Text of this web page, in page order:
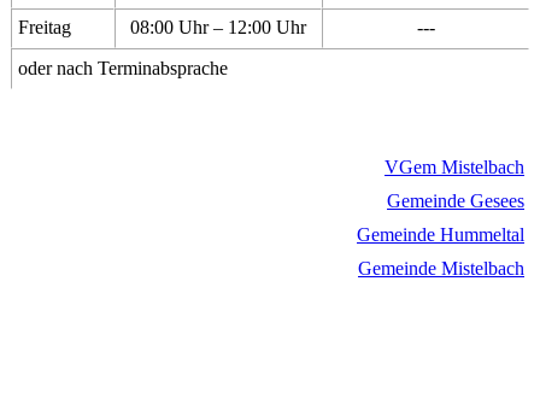
Freitag
08:00 Uhr – 12:00 Uhr
---
oder nach Terminabsprache
VGem Mistelbach
Gemeinde Gesees
Gemeinde Hummeltal
Gemeinde Mistelbach